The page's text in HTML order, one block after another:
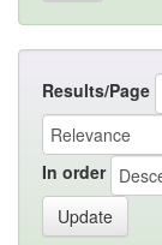
Results/Page
In order